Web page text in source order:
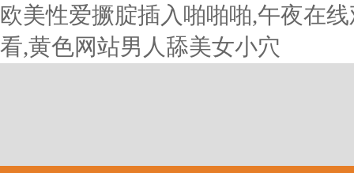
欧美性爱撅腚插入啪啪啪,午夜在
看,黄色网站男人舔美女小穴